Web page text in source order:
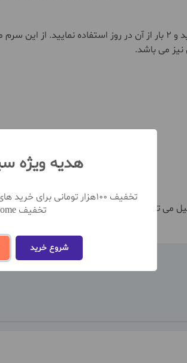
مقدار مناسبی از سرم ضد آکنه را روی پوست تمیز بزنید و 2
می باشد.
هدیه ویژه
تخفیف welcome
شروع خرید